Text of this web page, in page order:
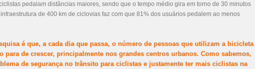
pedalam distâncias maiores, sendo que o tempo médio gira em torno de 30 minutos
de 400 km de ciclovias faz com que 81% dos usuários pedalem ao menos
é que, a cada dia que passa, o número de pessoas que utilizam a bicicleta
para de crescer, principalmente nos grandes centros urbanos. Como sabemos,
de segurança no trânsito para ciclistas e justamente ter mais ciclistas na